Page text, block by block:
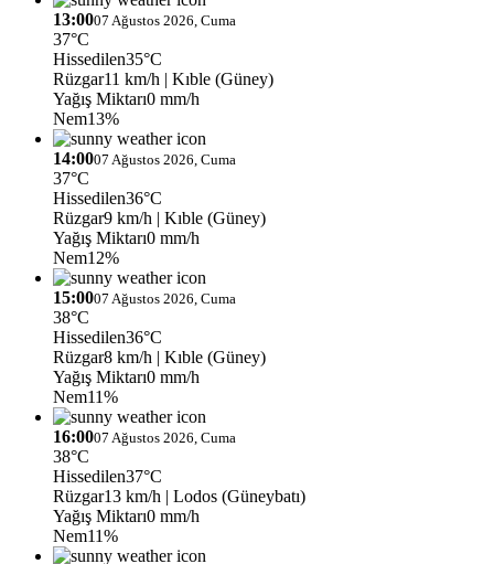
13:0007 Ağustos 2026, Cuma
37°C
Hissedilen35°C
Rüzgar11 km/h | Kıble (Güney)
Yağış Miktarı0 mm/h
Nem13%
14:0007 Ağustos 2026, Cuma
37°C
Hissedilen36°C
Rüzgar9 km/h | Kıble (Güney)
Yağış Miktarı0 mm/h
Nem12%
15:0007 Ağustos 2026, Cuma
38°C
Hissedilen36°C
Rüzgar8 km/h | Kıble (Güney)
Yağış Miktarı0 mm/h
Nem11%
16:0007 Ağustos 2026, Cuma
38°C
Hissedilen37°C
Rüzgar13 km/h | Lodos (Güneybatı)
Yağış Miktarı0 mm/h
Nem11%